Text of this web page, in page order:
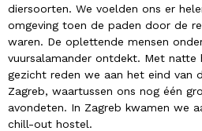
diersoorten. We voelden ons er
omgeving toen de paden door de
waren. De oplettende mensen
vuursalamander ontdekt. Met natte
gezicht reden we aan het eind van
Zagreb, waartussen ons nog één
avondeten. In Zagreb kwamen we
chill-out hostel.